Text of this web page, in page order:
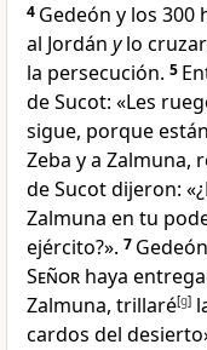
4 Gedeón y los 300
al Jordán ylo
la persecución. 5
de Sucot: «Les
sigue, porque
Zeba y a Zalmuna,
de Sucot dijeron:
Zalmuna en tu
ejército?». 7
Señor haya
Zalmuna, trillaré[g]
cardos del